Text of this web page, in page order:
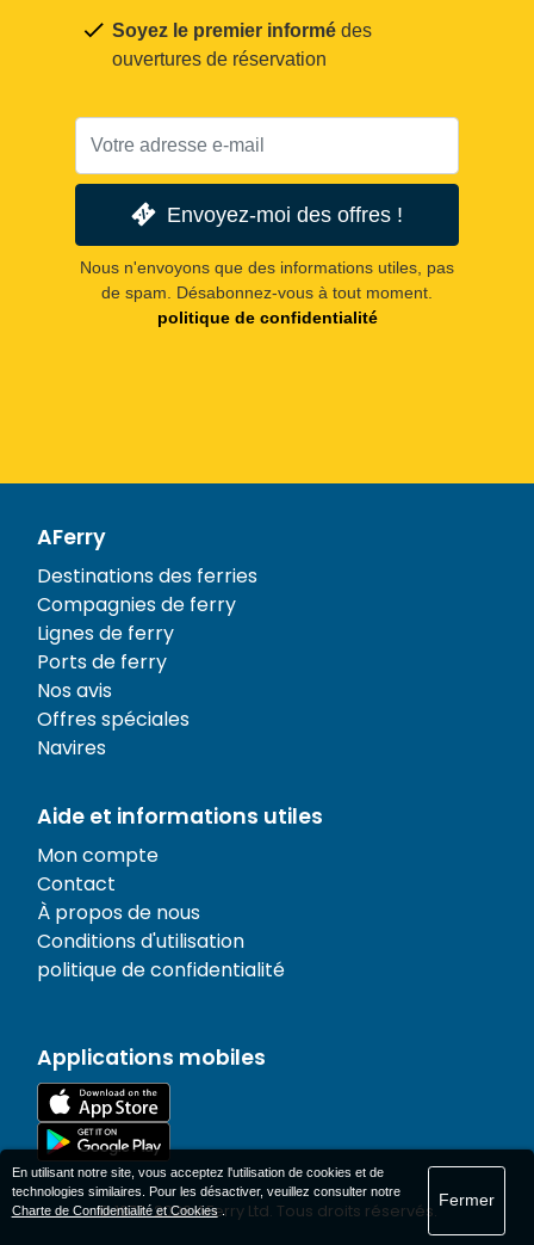
Soyez le premier informé des
ouvertures de réservation
Envoyez-moi des offres !
Nous n'envoyons que des informations utiles, pas
de spam. Désabonnez-vous à tout moment.
politique de confidentialité
AFerry
Destinations des ferries
Compagnies de ferry
Lignes de ferry
Ports de ferry
Nos avis
Offres spéciales
Navires
Aide et informations utiles
Mon compte
Contact
À propos de nous
Conditions d'utilisation
politique de confidentialité
Applications mobiles
© 1977-2026AFerry Ltd. Tous droits réservés.
En utilisant notre site, vous acceptez l'utilisation de cookies et de
technologies similaires. Pour les désactiver, veuillez consulter notre
Charte de Confidentialité et Cookies.
Fermer